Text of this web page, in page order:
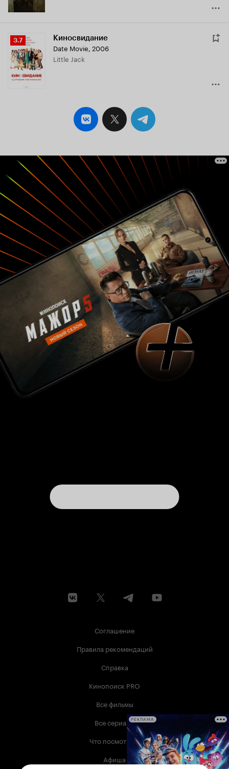
Рейтинг
Кинопоиска
3.7
3.7 Киносвидание
Date Movie, 2006
Little Jack
Соглашение
Правила рекомендаций
Справка
Кинопоиск PRO
Все фильмы
Все сериалы
Что посмотреть
Афиша
РЕКЛАМА